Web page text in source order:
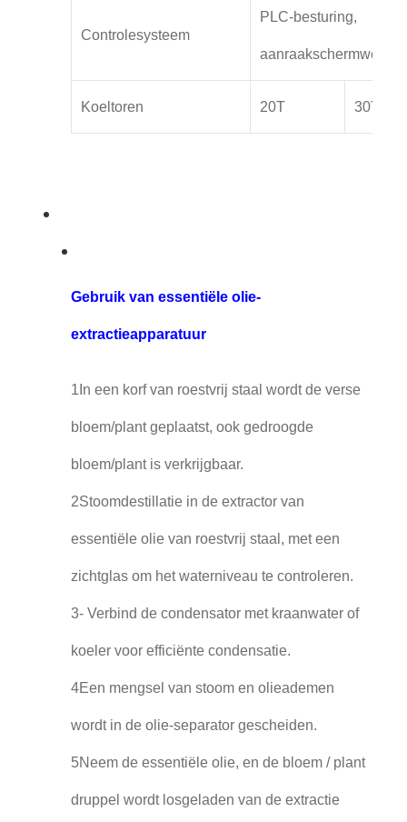
Controlesysteem
PLC-besturing,
Koeltoren 20T 30T
Gebruik van essentiële olie-
extractieapparatuur
1In een korf van roestvrij staal wordt de verse
bloem/plant geplaatst, ook gedroogde
bloem/plant is verkrijgbaar.
2Stoomdestillatie in de extractor van
essentiële olie van roestvrij staal, met een
zichtglas om het waterniveau te controleren.
3- Verbind de condensator met kraanwater of
koeler voor efficiënte condensatie.
4Een mengsel van stoom en olieademen
wordt in de olie-separator gescheiden.
5Neem de essentiële olie, en de bloem / plant
druppel wordt losgeladen van de extractie